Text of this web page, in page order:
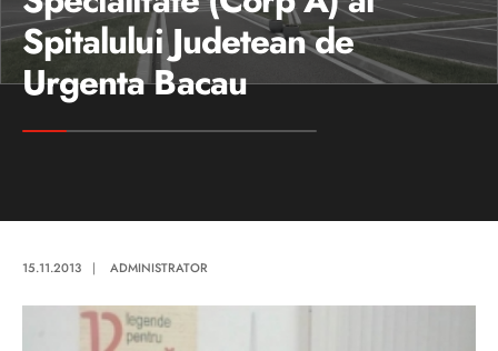
Spitalului Judetean de
Urgenta Bacau
15.11.2013 | ADMINISTRATOR